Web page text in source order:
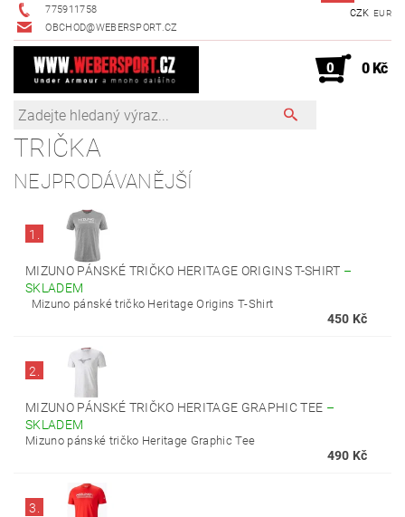
775911758
OBCHOD@WEBERSPORT.CZ
CZK EUR
0 0 Kč
TRIČKA
NEJPRODÁVANĚJŠÍ
1.
MIZUNO PÁNSKÉ TRIČKO HERITAGE ORIGINS T-SHIRT –
SKLADEM
Mizuno pánské tričko Heritage Origins T-Shirt
450 Kč
2.
MIZUNO PÁNSKÉ TRIČKO HERITAGE GRAPHIC TEE –
SKLADEM
Mizuno pánské tričko Heritage Graphic Tee
490 Kč
3.